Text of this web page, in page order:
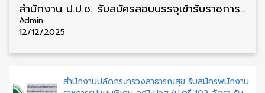
สำนักงาน ป.ป.ช. รับสมัครสอบบรรจุเข้ารับราชการ วุฒิ ปวส./ป.ตรี 200 อัตรา รับสมัคร 19 ธันวาคม – 13 มกราคม
Admin
12/12/2025
สำนักงานปลัดกระทรวงสาธารณสุข รับสมัครพนักงาน